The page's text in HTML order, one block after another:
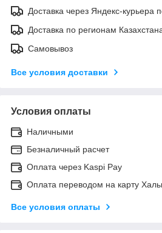
Доставка через Яндекс-курьера
Доставка по регионам
Самовывоз
Все условия доставки
Условия оплаты
Наличными
Безналичный расчет
Оплата через Kaspi Pay
Оплата переводом на карту
Все условия оплаты